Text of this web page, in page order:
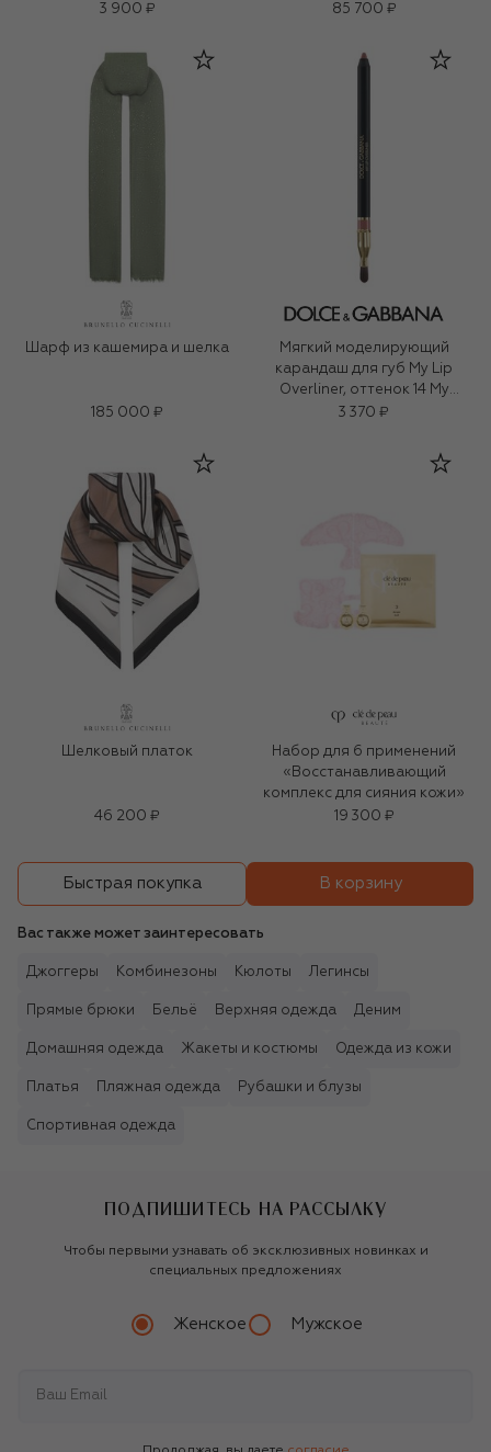
3 900 ₽
85 700 ₽
Шарф из кашемира и шелка
185 000 ₽
Мягкий моделирующий
карандаш для губ My Lip
Overliner, оттенок 14 My
Rosewood Pink (1,2g)
3 370 ₽
Шелковый платок
46 200 ₽
Набор для 6 применений
«Восстанавливающий
комплекс для сияния кожи»
19 300 ₽
Быстрая покупка В корзину
Вас также может заинтересовать
Джоггеры Комбинезоны Кюлоты Легинсы
Прямые брюки Бельё Верхняя одежда Деним
Домашняя одежда Жакеты и костюмы Одежда из кожи
Платья Пляжная одежда Рубашки и блузы
Спортивная одежда
ПОДПИШИТЕСЬ НА РАССЫЛКУ
Чтобы первыми узнавать об эксклюзивных новинках и
специальных предложениях
Женское Мужское